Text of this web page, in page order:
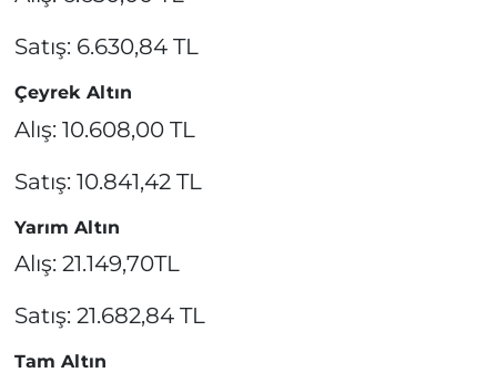
Satış: 6.630,84 TL
Çeyrek Altın
Alış: 10.608,00 TL
Satış: 10.841,42 TL
Yarım Altın
Alış: 21.149,70TL
Satış: 21.682,84 TL
Tam Altın